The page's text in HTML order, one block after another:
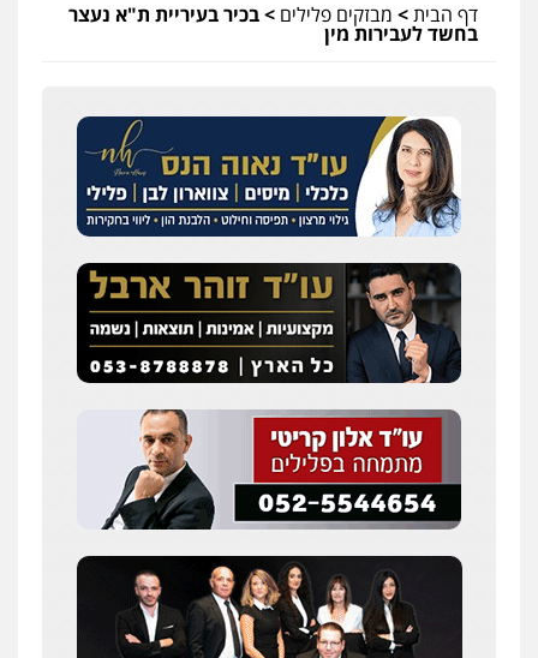
דף הבית> מבזקים פלילים >בכיר בעיריית ת"א נעצר
בחשד לעבירות מין
שחר לדובסקי, עו"ד
פלילי מעצרים וחקירות עבירות המתה עורכי
דין לענייני אסירים
0507913332
עו"ד איהאב ג'לג'ולי
פלילי מעצרים וחקירות עורכי דין לענייני
אסירים
0505216700
עו"ד שלומי שרון
פלילי צבאי מעצרים וחקירות
0547342002
עו"ד אלון קריטי
פלילי כלכלי אלימות סמים מעצרים